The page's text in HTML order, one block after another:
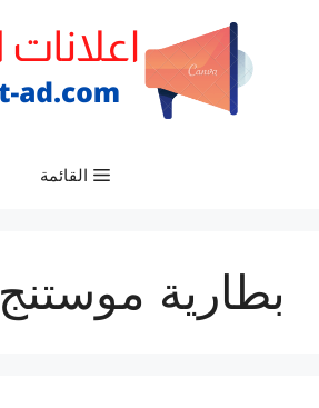
القائمة
بطارية موستنج